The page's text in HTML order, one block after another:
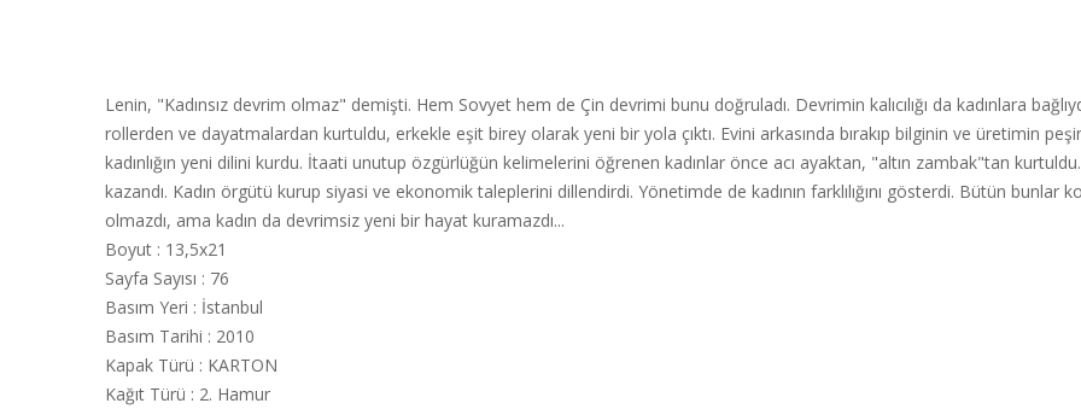
Lenin, "Kadınsız devrim olmaz" demişti. Hem Sovyet hem de Çin devrimi bunu doğruladı. Devrimin kalıcılığı da kadınlara
rollerden ve dayatmalardan kurtuldu, erkekle eşit birey olarak yeni bir yola çıktı. Evini arkasında bırakıp bilginin ve üretimin
kadınlığın yeni dilini kurdu. İtaati unutup özgürlüğün kelimelerini öğrenen kadınlar önce acı ayaktan, "altın zambak"tan
kazandı. Kadın örgütü kurup siyasi ve ekonomik taleplerini dillendirdi. Yönetimde de kadının farklılığını gösterdi. Bütün bunlar
olmazdı, ama kadın da devrimsiz yeni bir hayat kuramazdı...
Boyut : 13,5x21
Sayfa Sayısı : 76
Basım Yeri : İstanbul
Basım Tarihi : 2010
Kapak Türü : KARTON
Kağıt Türü : 2. Hamur